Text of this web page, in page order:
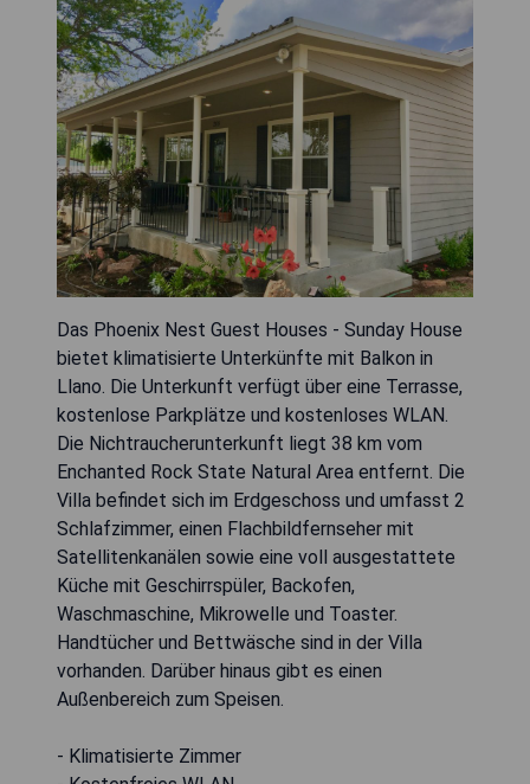
Das Phoenix Nest Guest Houses - Sunday House
bietet klimatisierte Unterkünfte mit Balkon in
Llano. Die Unterkunft verfügt über eine Terrasse,
kostenlose Parkplätze und kostenloses WLAN.
Die Nichtraucherunterkunft liegt 38 km vom
Enchanted Rock State Natural Area entfernt. Die
Villa befindet sich im Erdgeschoss und umfasst 2
Schlafzimmer, einen Flachbildfernseher mit
Satellitenkanälen sowie eine voll ausgestattete
Küche mit Geschirrspüler, Backofen,
Waschmaschine, Mikrowelle und Toaster.
Handtücher und Bettwäsche sind in der Villa
vorhanden. Darüber hinaus gibt es einen
Außenbereich zum Speisen.
- Klimatisierte Zimmer